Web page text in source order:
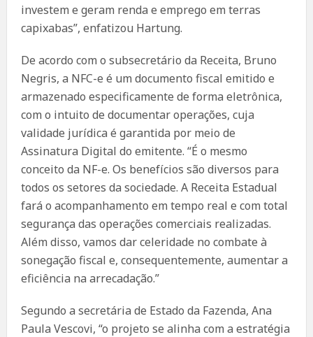
investem e geram renda e emprego em terras
capixabas”, enfatizou Hartung.
De acordo com o subsecretário da Receita, Bruno
Negris, a NFC-e é um documento fiscal emitido e
armazenado especificamente de forma eletrônica,
com o intuito de documentar operações, cuja
validade jurídica é garantida por meio de
Assinatura Digital do emitente. “É o mesmo
conceito da NF-e. Os benefícios são diversos para
todos os setores da sociedade. A Receita Estadual
fará o acompanhamento em tempo real e com total
segurança das operações comerciais realizadas.
Além disso, vamos dar celeridade no combate à
sonegação fiscal e, consequentemente, aumentar a
eficiência na arrecadação.”
Segundo a secretária de Estado da Fazenda, Ana
Paula Vescovi, “o projeto se alinha com a estratégia